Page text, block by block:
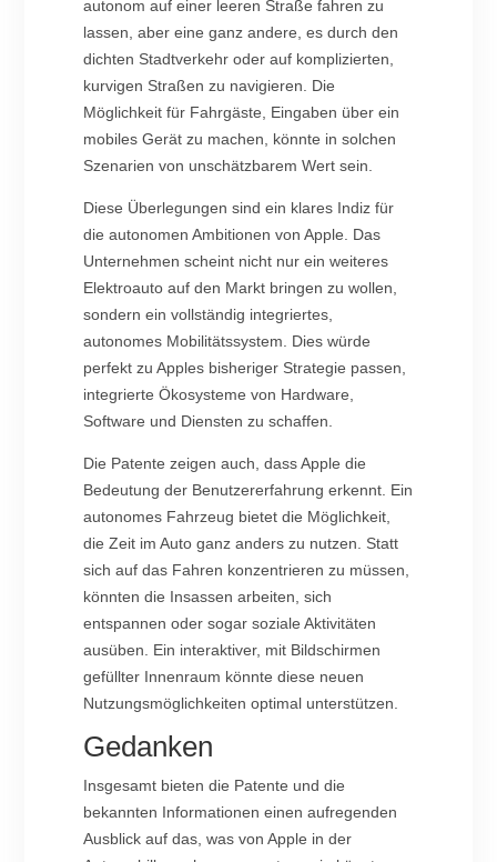
autonom auf einer leeren Straße fahren zu
lassen, aber eine ganz andere, es durch den
dichten Stadtverkehr oder auf komplizierten,
kurvigen Straßen zu navigieren. Die
Möglichkeit für Fahrgäste, Eingaben über ein
mobiles Gerät zu machen, könnte in solchen
Szenarien von unschätzbarem Wert sein.
Diese Überlegungen sind ein klares Indiz für
die autonomen Ambitionen von Apple. Das
Unternehmen scheint nicht nur ein weiteres
Elektroauto auf den Markt bringen zu wollen,
sondern ein vollständig integriertes,
autonomes Mobilitätssystem. Dies würde
perfekt zu Apples bisheriger Strategie passen,
integrierte Ökosysteme von Hardware,
Software und Diensten zu schaffen.
Die Patente zeigen auch, dass Apple die
Bedeutung der Benutzererfahrung erkennt. Ein
autonomes Fahrzeug bietet die Möglichkeit,
die Zeit im Auto ganz anders zu nutzen. Statt
sich auf das Fahren konzentrieren zu müssen,
könnten die Insassen arbeiten, sich
entspannen oder sogar soziale Aktivitäten
ausüben. Ein interaktiver, mit Bildschirmen
gefüllter Innenraum könnte diese neuen
Nutzungsmöglichkeiten optimal unterstützen.
Gedanken
Insgesamt bieten die Patente und die
bekannten Informationen einen aufregenden
Ausblick auf das, was von Apple in der